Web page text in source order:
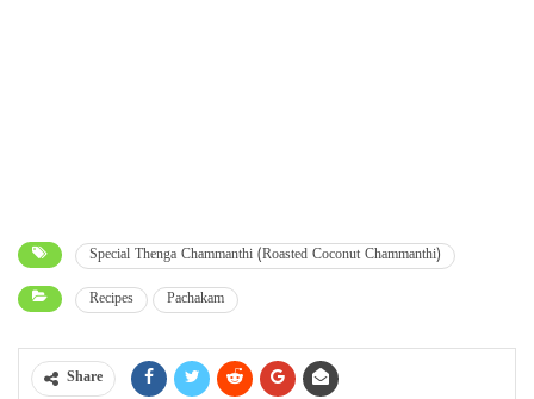
Special Thenga Chammanthi (Roasted Coconut Chammanthi)
Recipes Pachakam
Share